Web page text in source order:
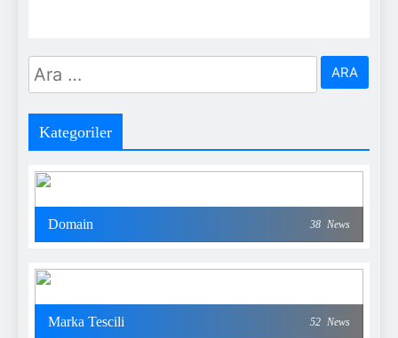
Arama:
Kategoriler
Domain 38 News
Marka Tescili 52 News